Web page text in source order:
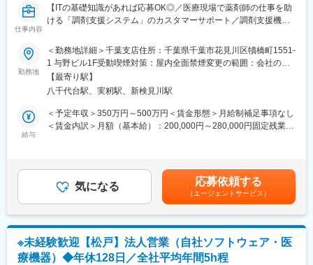
業務で扱う製品は機械はパラマウント製品が主となり、業界最高
峰の製品や技術に触れる事が可能です。
ります（接客、営業、技術職、販売、アパレル、飲食店員、
等）。
【同社について】
同社は医療介護用ベッド国内No1シェアを有するパラマウントベ
国内において約7割の業界TOPシェアを誇り海外でも高いシェアを
獲得しています。
仕事内容
【ITの基礎知識があれば応募OK◎／医療現場で薬剤師の仕事を助
ける「調剤支援システム」のカスタマーサポート／調剤支援機
【はじめに】
当ポジションは自社販売している大型IoT製品や薬剤システムの運
用～保守を担うシステムエンジニア職となっております。未経験
からチャレンジできる事に加えて、メーカー直雇用という貴重な
求人となっております。IT領域へキャリアチェンジされたい方歓
迎しております！
るため、社内でのデスクワークが6割、お客様先での業務が4割ほ
どとなります。また、外部のITベンダーとの打ち合わせ等もある
ため、関係者が多いのも当職種の特徴の一つとなります。
ます。
【ポジションの魅力】
勤務地
＜勤務地詳細＞千葉支店住所：千葉県千葉市花見川区犢橋町1551-
1 与野ビル1F受動喫煙対策：屋内全面禁煙変更の範囲：会社の定
める事業所（リモートワーク含む）
【最寄り駅】
八千代台駅、実籾駅、新検見川駅
給与
＜予定年収＞350万円～500万円＜賃金形態＞月給制補足事項なし
＜賃金内訳＞月額（基本給）：200,000円～280,000円固定残業手
＞※給与詳細は、年齢・スキルを考慮し決定します。■昇給：年1
回■賞与：年2回賃金はあくまでも目安の金額であり、選考を通じ
て上下する可能性があります。月給(月額)は固定手当を含めた表記
です。
気になる 応募依頼する
（エージェントサービス）
※未経験歓迎【松戸】法人営業（自社ソフトウェア・医
療機器）◆年休128日／全社平均年間5h程